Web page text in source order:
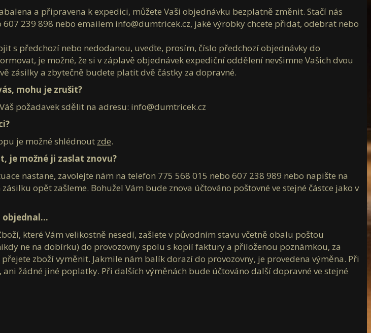
a připravena k expedici, můžete Vaši objednávku bezplatně změnit. Stačí nás
239 898 nebo emailem info@dumtricek.cz, jaké výrobky chcete přidat, odebrat nebo
s předchozí nebo nedodanou, uveďte, prosím, číslo předchozí objednávky do
je možné, že si v záplavě objednávek expediční oddělení nevšimne Vašich dvou
zásilky a zbytečně budete platit dvě částky za dopravné.
mohu je zrušit?
požadavek sdělit na adresu: info@dumtricek.cz
je možné shlédnout zde.
je možné ji zaslat znovu?
nastane, zavolejte nám na telefon 775 568 015 nebo 607 238 989 nebo napište na
opět zašleme. Bohužel Vám bude znova účtováno poštovné ve stejné částce jako v
objednal...
které Vám velikostně nesedí, zašlete v původním stavu včetně obalu poštou
ne na dobírku) do provozovny spolu s kopií faktury a přiloženou poznámkou, za
zboží vyměnit. Jakmile nám balík dorazí do provozovny, je provedena výměna. Při
žádné jiné poplatky. Při dalších výměnách bude účtováno další dopravné ve stejné